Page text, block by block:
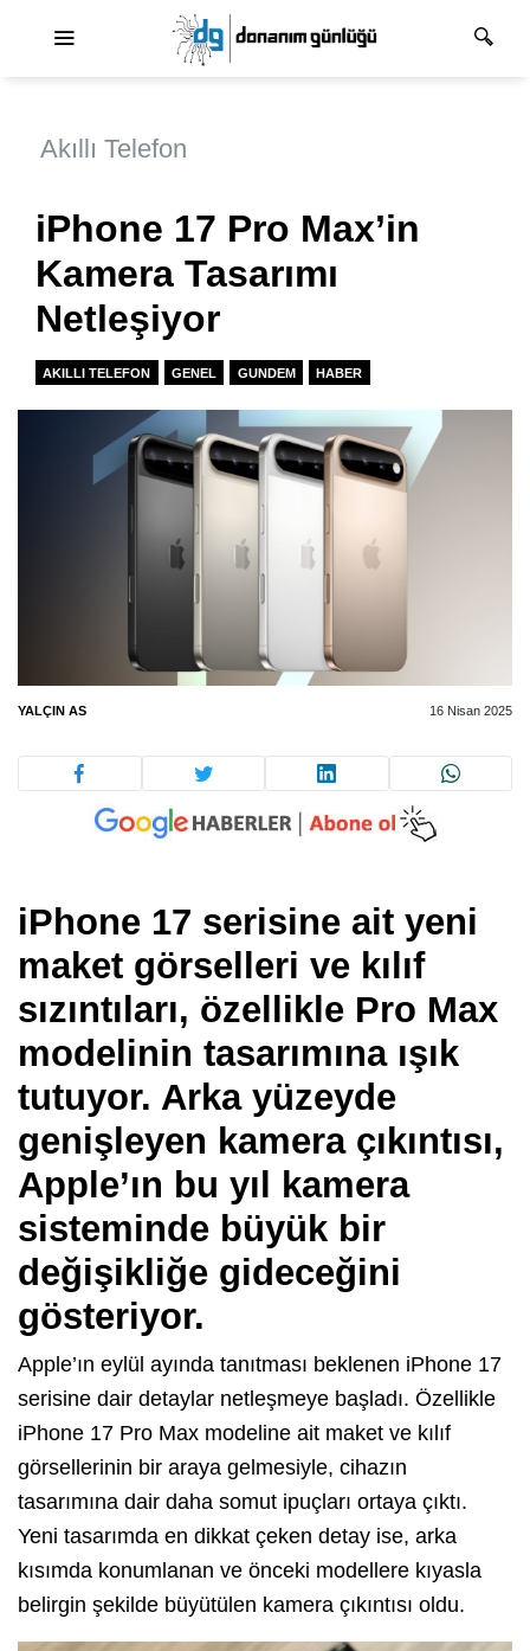
Akıllı Telefon
iPhone 17 Pro Max’in
Kamera Tasarımı
Netleşiyor
AKILLI TELEFON GENEL GUNDEM HABER
YALÇIN AS 16 Nisan 2025
iPhone 17 serisine ait yeni
maket görselleri ve kılıf
sızıntıları, özellikle Pro Max
modelinin tasarımına ışık
tutuyor. Arka yüzeyde
genişleyen kamera çıkıntısı,
Apple’ın bu yıl kamera
sisteminde büyük bir
değişikliğe gideceğini
gösteriyor.
Apple’ın eylül ayında tanıtması beklenen iPhone 17
serisine dair detaylar netleşmeye başladı. Özellikle
iPhone 17 Pro Max modeline ait maket ve kılıf
görsellerinin bir araya gelmesiyle, cihazın
tasarımına dair daha somut ipuçları ortaya çıktı.
Yeni tasarımda en dikkat çeken detay ise, arka
kısımda konumlanan ve önceki modellere kıyasla
belirgin şekilde büyütülen kamera çıkıntısı oldu.